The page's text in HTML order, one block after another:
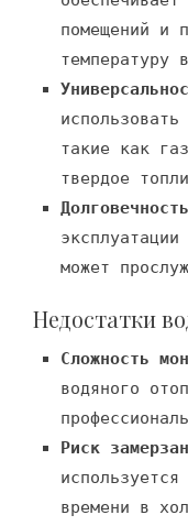
помещений и
температуру
такие как
твердое
может
Недостатки
Сложность
водяного
Риск
времени в